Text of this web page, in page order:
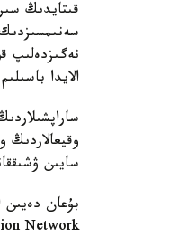
قىتايدىڭ
الايدا
سايىن